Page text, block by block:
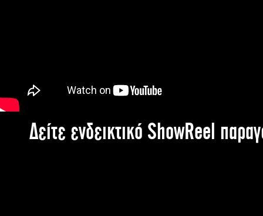
Δείτε ενδεικτικό ShowReel